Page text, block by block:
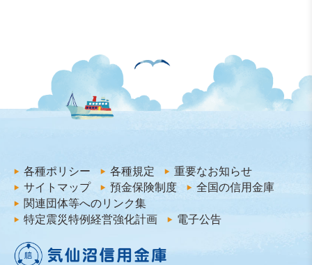
各種ポリシー 各種規定
重要なお知らせ
サイトマップ
預金保険制度
全国の信用金庫
関連団体等へのリンク集
特定震災特例経営強化計画
電子公告